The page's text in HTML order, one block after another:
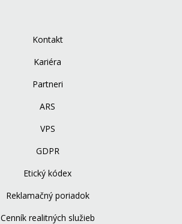
Kontakt
Kariéra
Partneri
ARS
VPS
GDPR
Etický kódex
Reklamačný poriadok
Cenník realitných služieb